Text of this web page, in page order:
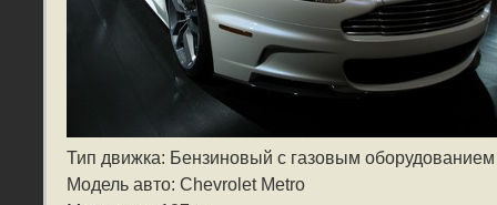
Тип движка: Бензиновый с газовым оборудованием
Модель авто: Chevrolet Metro